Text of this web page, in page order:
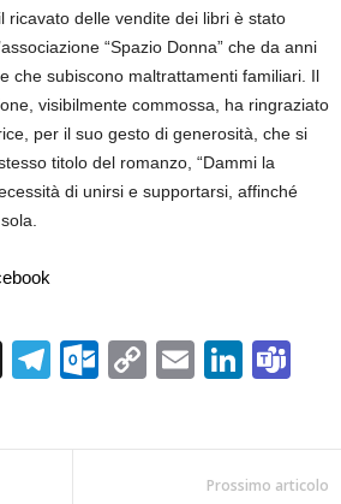
ricavato delle vendite dei libri è stato
“Spazio Donna” che da anni
che subiscono maltrattamenti familiari. Il
visibilmente commossa, ha ringraziato
per il suo gesto di generosità, che si
titolo del romanzo, “Dammi la
di unirsi e supportarsi, affinché
X Telegram
Outlook.com
CopyEmail
Prossimo articolo